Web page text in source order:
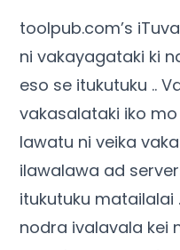
toolpub.com’s
ni vakayagataki ki
eso se itukutuku ..
vakasalataki iko
lawatu ni veika
ilawalawa ad
itukutuku matailalai
nodra ivalavala kei